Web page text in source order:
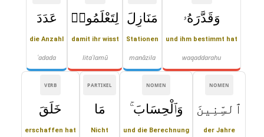
وَقَدَّرَهُۥ
und ihm bestimmt hat
waqaddarahu
مَنَازِلَ
Stationen
manāzila
لِتَعْلَمُوا۟
damit ihr wisst
litaʿlamū
عَدَدَ
die Anzahl
ʿadada
NOMEN
ٱلسِّنِينَ
der Jahre
NOMEN
وَٱلْحِسَابَ ۚ
und die Berechnung
PARTIKEL
مَا
Nicht
VERB
خَلَقَ
erschaffen hat